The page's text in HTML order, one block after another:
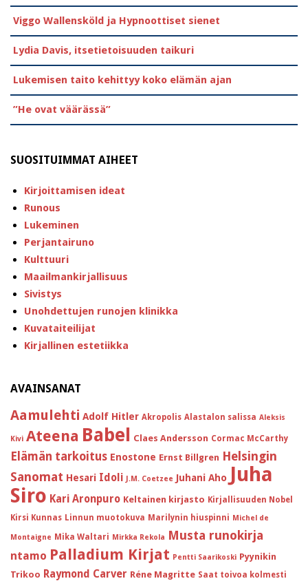
Viggo Wallensköld ja Hypnoottiset sienet
Lydia Davis, itsetietoisuuden taikuri
Lukemisen taito kehittyy koko elämän ajan
”He ovat väärässä”
SUOSITUIMMAT AIHEET
Kirjoittamisen ideat
Runous
Lukeminen
Perjantairuno
Kulttuuri
Maailmankirjallisuus
Sivistys
Unohdettujen runojen klinikka
Kuvataiteilijat
Kirjallinen estetiikka
AVAINSANAT
Aamulehti Adolf Hitler Akropolis Alastalon salissa Aleksis
Kivi Ateena Babel Claes Andersson Cormac McCarthy
Elämän tarkoitus Enostone Ernst Billgren Helsingin
Sanomat Hesari Idoli J.M. Coetzee Juhani Aho Juha
Siro Kari Aronpuro Keltainen kirjasto Kirjallisuuden Nobel
Kirsi Kunnas Linnun muotokuva Marilynin hiuspinni Michel de
Montaigne Mika Waltari Mirkka Rekola Musta runokirja
ntamo Palladium Kirjat Pentti Saarikoski Pyynikin
Trikoo Raymond Carver Réne Magritte Saat toivoa kolmesti